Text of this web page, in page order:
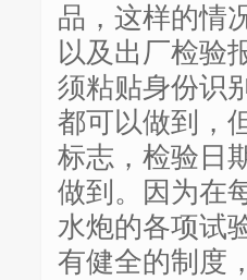
品，这样的情
以及出厂检验
须粘贴身份识
都可以做到，
标志，检验日
做到。因为在
水炮的各项试
有健全的制度